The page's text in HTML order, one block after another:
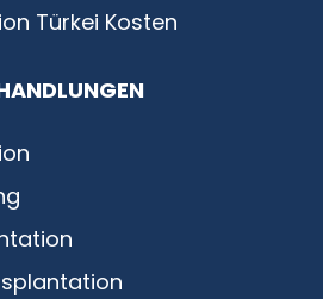
Türkei Kosten